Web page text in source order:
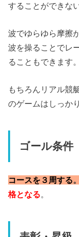
することができな
波でゆらゆら摩擦
波を操ることでレ
ることもできます。
もちろんリアル競
のゲームはしっか
ゴール条件
コースを３周する。
格となる。